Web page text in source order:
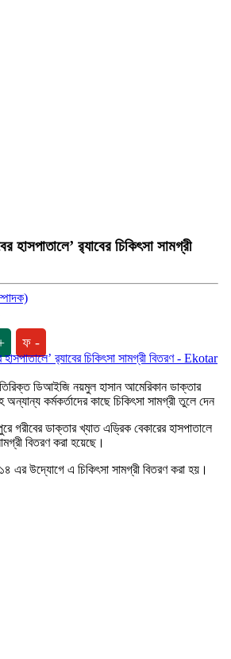
হাসপাতালে’ র‍্যাবের চিকিৎসা সামগ্রী
ফ -
ডিআইজি নয়মুল হাসান আমেরিকান ডাক্তার
অন্যান্য কর্মকর্তাদের কাছে চিকিৎসা সামগ্রী তুলে দেন
গরীবের ডাক্তার খ্যাত এড্রিক বেকারের হাসপাতালে
বিতরণ করা হয়েছে।
এর উদ্যোগে এ চিকিৎসা সামগ্রী বিতরণ করা হয়।